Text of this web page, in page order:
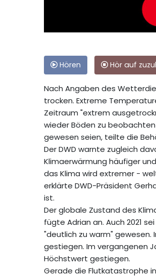
Hören Hör auf
Nach Angaben des
trocken. Extreme
Zeitraum "extrem
wieder Böden zu
gewesen seien, teilte die
Der DWD warnte zugleich
Klimaerwärmung häufiger
das Klima wird extremer -
erklärte DWD-Präsident
ist.
Der globale Zustand des
fügte Adrian an. Auch 2021
"deutlich zu warm" gewesen.
gestiegen. Im vergangenen
Höchstwert gestiegen.
Gerade die Flutkatastrophe